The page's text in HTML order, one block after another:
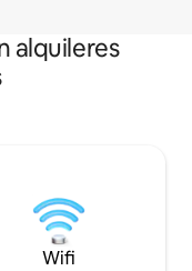
alquileres
Wifi